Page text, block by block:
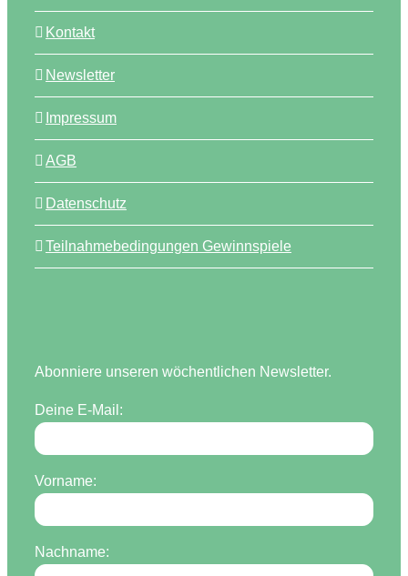
Kontakt
Newsletter
Impressum
AGB
Datenschutz
Teilnahmebedingungen Gewinnspiele
Abonniere unseren wöchentlichen Newsletter.
Deine E-Mail:
Vorname:
Nachname: